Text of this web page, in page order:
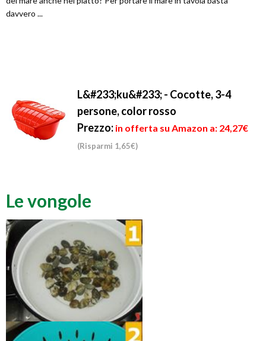
davvero ...
L&#233;ku&#233; - Cocotte, 3-4
persone, color rosso
Prezzo: in offerta su Amazon a: 24,27€
(Risparmi 1,65€)
Le vongole